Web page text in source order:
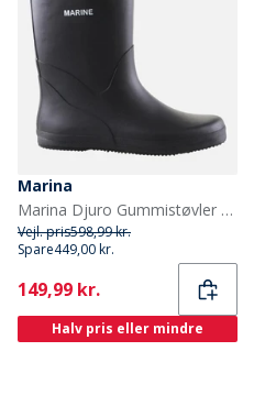
Marina
Marina Djuro Gummistøvler Sort
Vejl. pris598,99 kr.
Spare449,00 kr.
Current
149,99 kr.
Halv pris eller mindre